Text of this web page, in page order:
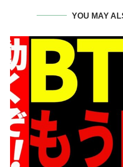
YOU MAY